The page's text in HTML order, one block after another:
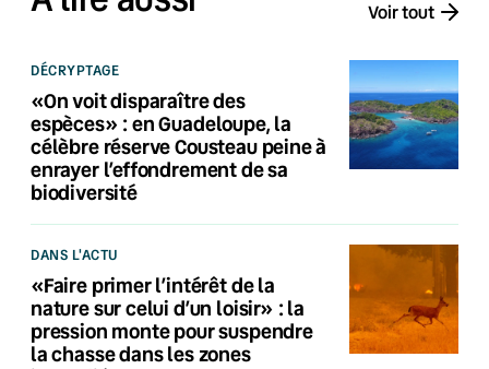
Voir tout
DÉCRYPTAGE
«On voit disparaître des
espèces» : en Guadeloupe, la
célèbre réserve Cousteau peine à
enrayer l’effondrement de sa
biodiversité
DANS L'ACTU
«Faire primer l’intérêt de la
nature sur celui d’un loisir» : la
pression monte pour suspendre
la chasse dans les zones